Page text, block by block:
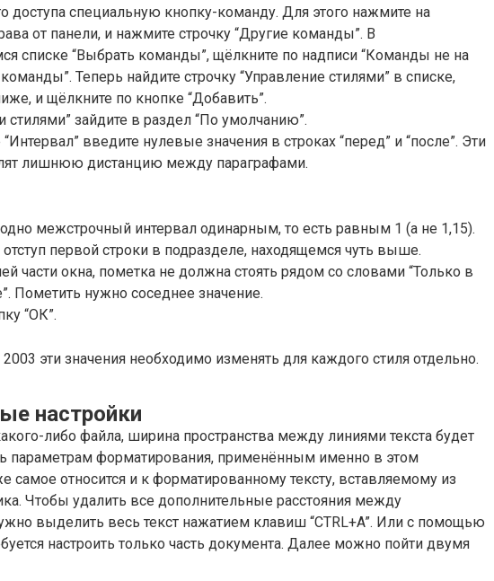
доступа специальную кнопку-команду. Для этого нажмите на
от панели, и нажмите строчку “Другие команды”. В
списке “Выбрать команды”, щёлкните по надписи “Команды не на
команды”. Теперь найдите строчку “Управление стилями” в списке,
и щёлкните по кнопке “Добавить”.
стилями” зайдите в раздел “По умолчанию”.
введите нулевые значения в строках “перед” и “после”. Эти
лишнюю дистанцию между параграфами.
межстрочный интервал одинарным, то есть равным 1 (а не 1,15).
отступ первой строки в подразделе, находящемся чуть выше.
части окна, пометка не должна стоять рядом со словами “Только в
Пометить нужно соседнее значение.
“ОК”.
2003 эти значения необходимо изменять для каждого стиля отдельно.
настройки
либо файла, ширина пространства между линиями текста будет
параметрам форматирования, применённым именно в этом
самое относится и к форматированному тексту, вставляемому из
Чтобы удалить все дополнительные расстояния между
выделить весь текст нажатием клавиш “CTRL+A”. Или с помощью
настроить только часть документа. Далее можно пойти двумя